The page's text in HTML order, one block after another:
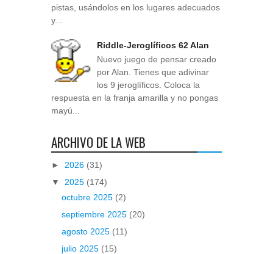
pistas, usándolos en los lugares adecuados
y...
Riddle-Jeroglíficos 62 Alan
Nuevo juego de pensar creado
por Alan. Tienes que adivinar
los 9 jeroglíficos. Coloca la
respuesta en la franja amarilla y no pongas
mayú...
ARCHIVO DE LA WEB
► 2026 (31)
▼ 2025 (174)
octubre 2025 (2)
septiembre 2025 (20)
agosto 2025 (11)
julio 2025 (15)